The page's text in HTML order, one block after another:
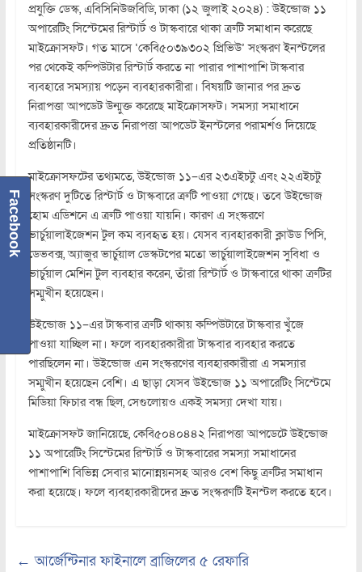
প্রযুক্তি ডেস্ক, এবিসিনিউজবিডি, ঢাকা (১২ জুলাই ২০২৪) : উইন্ডোজ ১১
অপারেটিং সিস্টেমের রিস্টার্ট ও টাস্কবারে থাকা ত্রুটি সমাধান করেছে
মাইক্রোসফট। গত মাসে ‘কেবি৫০৩৯৩০২ প্রিভিউ’ সংস্করণ ইনস্টলের
পর থেকেই কম্পিউটার রিস্টার্ট করতে না পারার পাশাপাশি টাস্কবার
ব্যবহারে সমস্যায় পড়েন ব্যবহারকারীরা। বিষয়টি জানার পর দ্রুত
নিরাপত্তা আপডেট উন্মুক্ত করেছে মাইক্রোসফট। সমস্যা সমাধানে
ব্যবহারকারীদের দ্রুত নিরাপত্তা আপডেট ইনস্টলের পরামর্শও দিয়েছে
প্রতিষ্ঠানটি।
মাইক্রোসফটের তথ্যমতে, উইন্ডোজ ১১–এর ২৩এইচটু এবং ২২এইচটু
সংস্করণ দুটিতে রিস্টার্ট ও টাস্কবারে ত্রুটি পাওয়া গেছে। তবে উইন্ডোজ
হোম এডিশনে এ ত্রুটি পাওয়া যায়নি। কারণ এ সংস্করণে
ভার্চুয়ালাইজেশন টুল কম ব্যবহৃত হয়। যেসব ব্যবহারকারী ক্লাউড পিসি,
ডেভবক্স, অ্যাজুর ভার্চুয়াল ডেস্কটপের মতো ভার্চুয়ালাইজেশন সুবিধা ও
ভার্চুয়াল মেশিন টুল ব্যবহার করেন, তাঁরা রিস্টার্ট ও টাস্কবারে থাকা ত্রুটির
সম্মুখীন হয়েছেন।
উইন্ডোজ ১১–এর টাস্কবার ত্রুটি থাকায় কম্পিউটারে টাস্কবার খুঁজে
পাওয়া যাচ্ছিল না। ফলে ব্যবহারকারীরা টাস্কবার ব্যবহার করতে
পারছিলেন না। উইন্ডোজ এন সংস্করণের ব্যবহারকারীরা এ সমস্যার
সম্মুখীন হয়েছেন বেশি। এ ছাড়া যেসব উইন্ডোজ ১১ অপারেটিং সিস্টেমে
মিডিয়া ফিচার বন্ধ ছিল, সেগুলোয়ও একই সমস্যা দেখা যায়।
মাইক্রোসফট জানিয়েছে, কেবি৫০৪০৪৪২ নিরাপত্তা আপডেটে উইন্ডোজ
১১ অপারেটিং সিস্টেমের রিস্টার্ট ও টাস্কবারের সমস্যা সমাধানের
পাশাপাশি বিভিন্ন সেবার মানোন্নয়নসহ আরও বেশ কিছু ত্রুটির সমাধান
করা হয়েছে। ফলে ব্যবহারকারীদের দ্রুত সংস্করণটি ইনস্টল করতে হবে।
← আর্জেন্টিনার ফাইনালে ব্রাজিলের ৫ রেফারি
Facebook